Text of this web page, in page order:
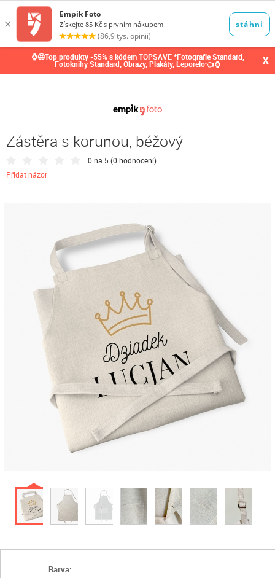
⌚🤩Top produkty -55% s kódem TOPSAVE *Fotografie Standard,
Fotoknihy Standard, Obrazy, Plakáty, Leporelo👈⌚ X
Zástěra s korunou, béžový
0 na 5 (0 hodnocení)
Přidat názor
Barva: